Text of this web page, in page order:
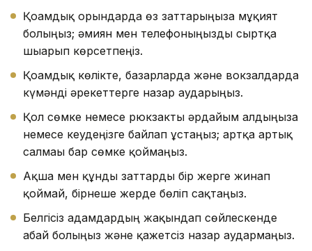
Қоғамдық орындарда өз заттарыңызға мұқият
болыңыз; әмиян мен телефоныңызды сыртқа
шығарып көрсетпеңіз.
Қоғамдық көлікте, базарларда және вокзалдарда
күмәнді әрекеттерге назар аударыңыз.
Қол сөмке немесе рюкзакты әрдайым алдыңызға
немесе кеудеңізге байлап ұстаңыз; артқа артық
салмағы бар сөмке қоймаңыз.
Ақша мен құнды заттарды бір жерге жинап
қоймай, бірнеше жерде бөліп сақтаңыз.
Белгісіз адамдардың жақындап сөйлескенде
абай болыңыз және қажетсіз назар аудармаңыз.